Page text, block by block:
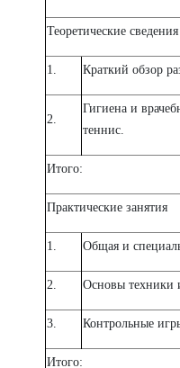
Теоретические сведения
1. Краткий обзор
2.
Гигиена и
теннис.
Итого:
Практические занятия
1. Общая и
2. Основы техники
3. Контрольные
Итого: